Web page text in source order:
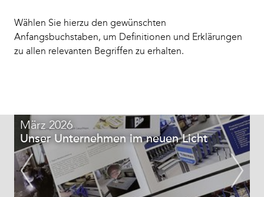
Wählen Sie hierzu den gewünschten
Anfangsbuchstaben, um Definitionen und Erklärungen
zu allen relevanten Begriffen zu erhalten.
März 2026
Unser Unternehmen im neuen Licht